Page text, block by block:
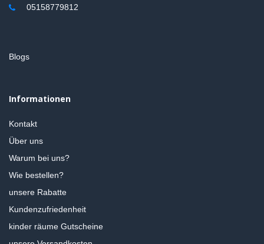
05158779812
Blogs
Informationen
Kontakt
Über uns
Warum bei uns?
Wie bestellen?
unsere Rabatte
Kundenzufriedenheit
kinder räume Gutscheine